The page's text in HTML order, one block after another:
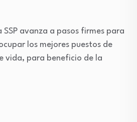
SSP avanza a pasos firmes para
los mejores puestos de
vida, para beneficio de la